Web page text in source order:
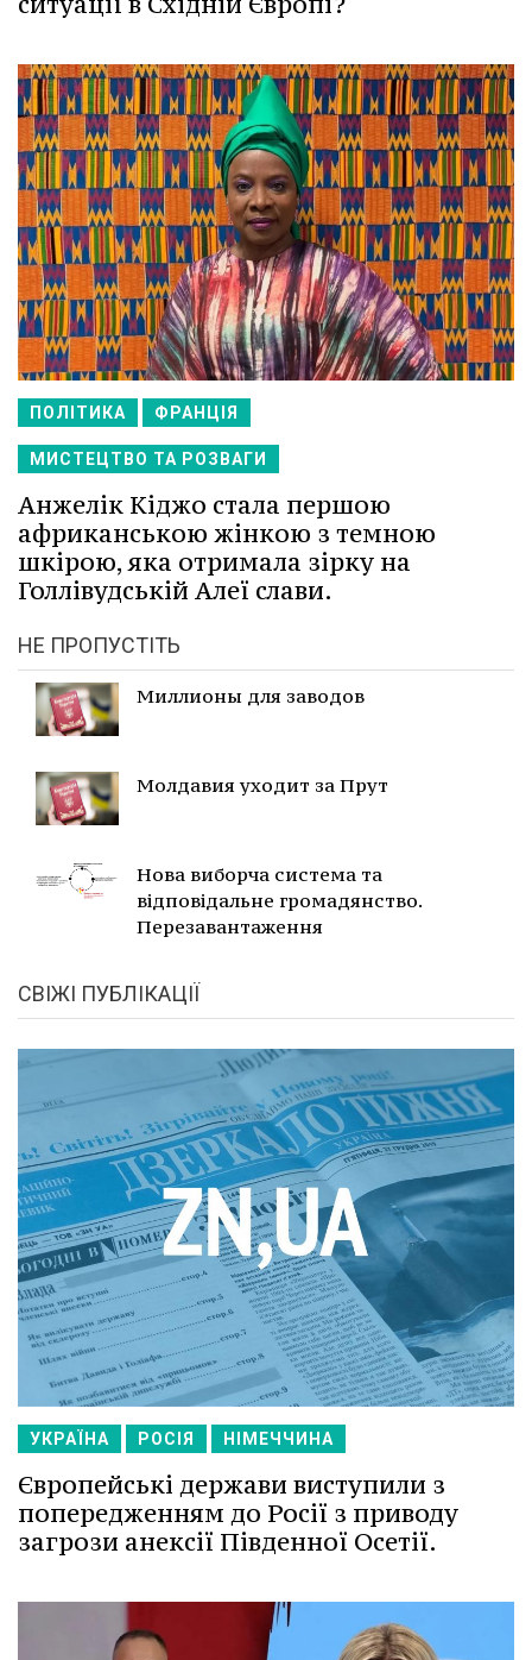
ПОЛІТИКА ФРАНЦІЯ
МИСТЕЦТВО ТА РОЗВАГИ
Анжелік Кіджо стала першою
африканською жінкою з темною
шкірою, яка отримала зірку на
Голлівудській Алеї слави.
НЕ ПРОПУСТІТЬ
Миллионы для заводов
Молдавия уходит за Прут
Нова виборча система та
відповідальне громадянство.
Перезавантаження
СВІЖІ ПУБЛІКАЦІЇ
УКРАЇНА РОСІЯ НІМЕЧЧИНА
Європейські держави виступили з
попередженням до Росії з приводу
загрози анексії Південної Осетії.